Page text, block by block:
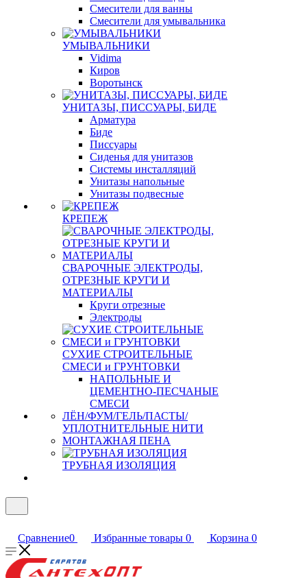
Смесители для ванны
Смесители для умывальника
УМЫВАЛЬНИКИ
Vidima
Киров
Воротынск
УНИТАЗЫ, ПИССУАРЫ, БИДЕ
Арматура
Биде
Писсуары
Сиденья для унитазов
Системы инсталляций
Унитазы напольные
Унитазы подвесные
КРЕПЕЖ
СВАРОЧНЫЕ ЭЛЕКТРОДЫ,
ОТРЕЗНЫЕ КРУГИ И
МАТЕРИАЛЫ
Круги отрезные
Электроды
СУХИЕ СТРОИТЕЛЬНЫЕ
СМЕСИ и ГРУНТОВКИ
НАПОЛЬНЫЕ И
ЦЕМЕНТНО-ПЕСЧАНЫЕ
СМЕСИ
ЛЁН/ФУМ/ГЕЛЬ/ПАСТЫ/
УПЛОТНИТЕЛЬНЫЕ НИТИ
МОНТАЖНАЯ ПЕНА
ТРУБНАЯ ИЗОЛЯЦИЯ
Сравнение0 Избранные товары 0 Корзина 0